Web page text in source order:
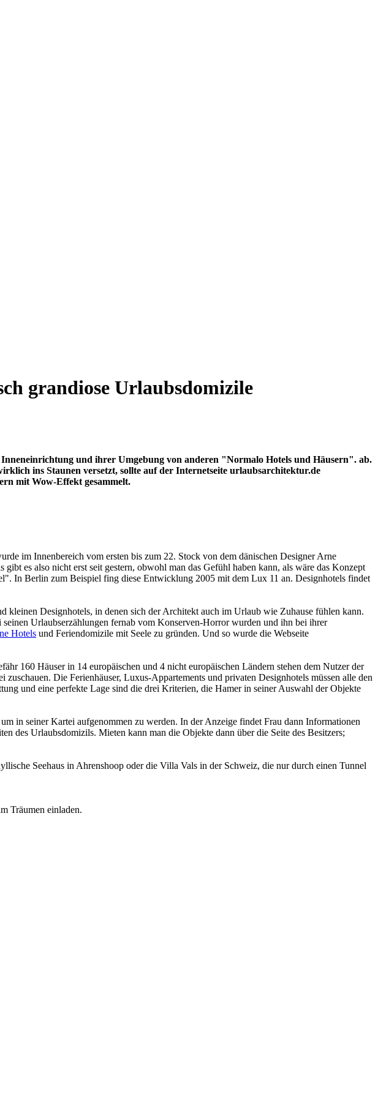
grandiose Urlaubsdomizile
und ihrer Umgebung von anderen "Normalo Hotels und Häusern". ab.
ins Staunen versetzt, sollte auf der Internetseite urlaubsarchitektur.de
mit Wow-Effekt gesammelt.
im Innenbereich vom ersten bis zum 22. Stock von dem dänischen Designer Arne
es also nicht erst seit gestern, obwohl man das Gefühl haben kann, als wäre das Konzept
In Berlin zum Beispiel fing diese Entwicklung 2005 mit dem Lux 11 an. Designhotels findet
kleinen Designhotels, in denen sich der Architekt auch im Urlaub wie Zuhause fühlen kann.
Urlaubserzählungen fernab vom Konserven-Horror wurden und ihn bei ihrer
Hotels und Feriendomizile mit Seele zu gründen. Und so wurde die Webseite
160 Häuser in 14 europäischen und 4 nicht europäischen Ländern stehen dem Nutzer der
Die Ferienhäuser, Luxus-Appartements und privaten Designhotels müssen alle den
und eine perfekte Lage sind die drei Kriterien, die Hamer in seiner Auswahl der Objekte
in seiner Kartei aufgenommen zu werden. In der Anzeige findet Frau dann Informationen
des Urlaubsdomizils. Mieten kann man die Objekte dann über die Seite des Besitzers;
Seehaus in Ahrenshoop oder die Villa Vals in der Schweiz, die nur durch einen Tunnel
Träumen einladen.